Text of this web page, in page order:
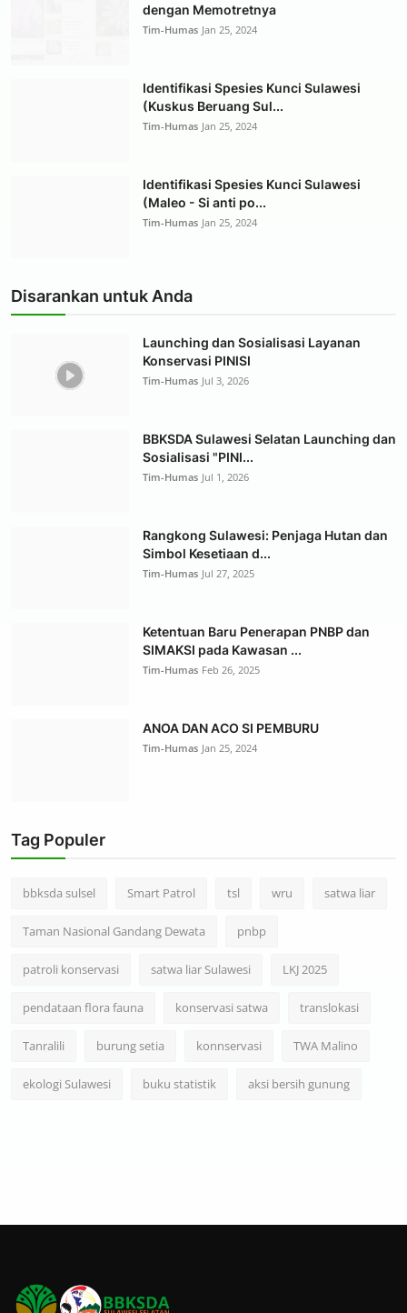
dengan Memotretnya
Tim-Humas Jan 25, 2024
Identifikasi Spesies Kunci Sulawesi
(Kuskus Beruang Sul...
Tim-Humas Jan 25, 2024
Identifikasi Spesies Kunci Sulawesi
(Maleo - Si anti po...
Tim-Humas Jan 25, 2024
Disarankan untuk Anda
Launching dan Sosialisasi Layanan
Konservasi PINISI
Tim-Humas Jul 3, 2026
BBKSDA Sulawesi Selatan Launching dan
Sosialisasi "PINI...
Tim-Humas Jul 1, 2026
Rangkong Sulawesi: Penjaga Hutan dan
Simbol Kesetiaan d...
Tim-Humas Jul 27, 2025
Ketentuan Baru Penerapan PNBP dan
SIMAKSI pada Kawasan ...
Tim-Humas Feb 26, 2025
ANOA DAN ACO SI PEMBURU
Tim-Humas Jan 25, 2024
Tag Populer
bbksda sulsel Smart Patrol tsl wru satwa liar
Taman Nasional Gandang Dewata pnbp
patroli konservasi satwa liar Sulawesi LKJ 2025
pendataan flora fauna konservasi satwa translokasi
Tanralili burung setia konnservasi TWA Malino
ekologi Sulawesi buku statistik aksi bersih gunung